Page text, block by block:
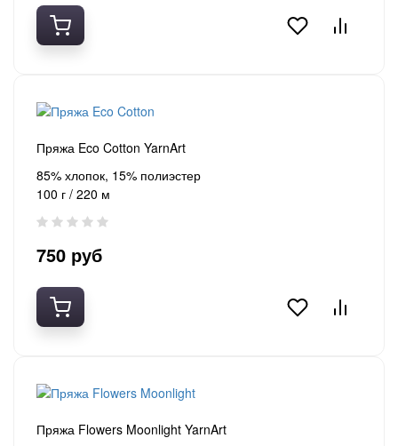
Пряжа Eco Cotton YarnArt
85% хлопок, 15% полиэстер
100 г / 220 м
750 руб
Пряжа Flowers Moonlight YarnArt